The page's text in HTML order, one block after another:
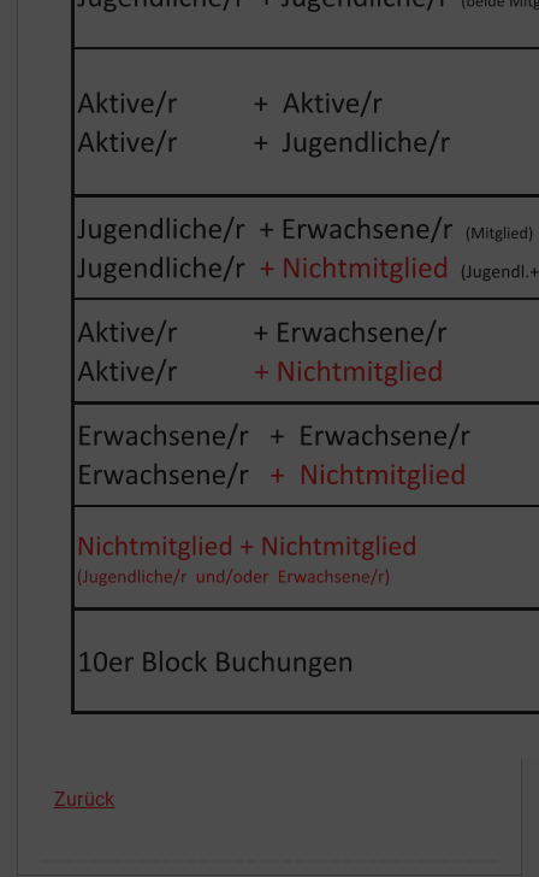
Zurück